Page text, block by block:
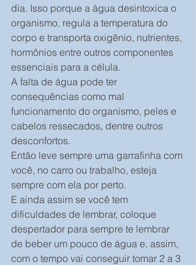
dia. Isso porque a água desintoxica o
organismo, regula a temperatura do
corpo e transporta oxigênio, nutrientes,
hormônios entre outros componentes
essenciais para a célula.
A falta de água pode ter
consequências como mal
funcionamento do organismo, peles e
cabelos ressecados, dentre outros
desconfortos.
Então leve sempre uma garrafinha com
você, no carro ou trabalho, esteja
sempre com ela por perto.
E ainda assim se você tem
dificuldades de lembrar, coloque
despertador para sempre te lembrar
de beber um pouco de água e, assim,
com o tempo vai conseguir tomar 2 a 3